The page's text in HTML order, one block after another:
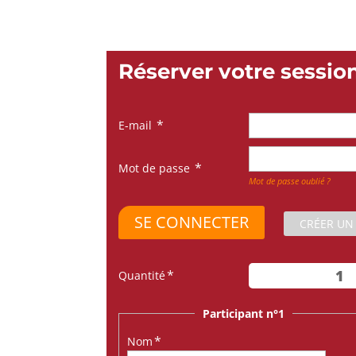
Réserver votre
E-mail
Mot de passe
Mot de passe oublié ?
CRÉER
Quantité
Participant n°1
Nom